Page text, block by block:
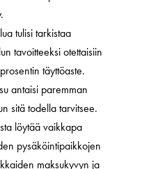
tulisi tarkistaa
tavoitteeksi otettaisiin
täyttöaste.
antaisi paremman
sitä todella tarvitsee.
löytää vaikkapa
pysäköintipaikkojen
maksukyvyn ja